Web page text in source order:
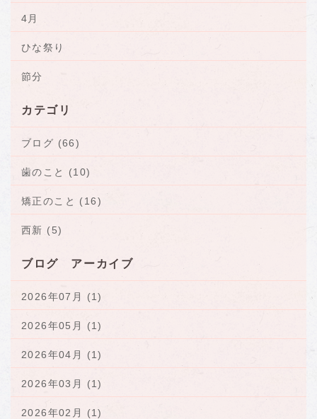
4月
ひな祭り
節分
カテゴリ
ブログ (66)
歯のこと (10)
矯正のこと (16)
西新 (5)
ブログ アーカイブ
2026年07月 (1)
2026年05月 (1)
2026年04月 (1)
2026年03月 (1)
2026年02月 (1)